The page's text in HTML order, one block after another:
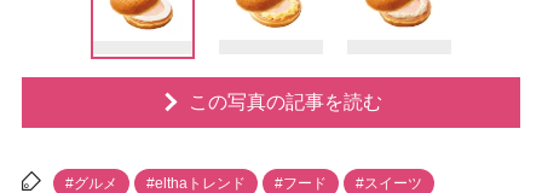
この写真の記事を読む
#グルメ #elthaトレンド #フード #スイーツ